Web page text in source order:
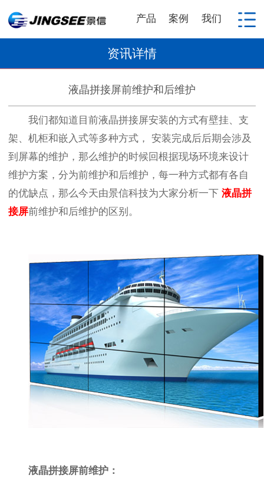
产品 案例 我们
资讯详情
液晶拼接屏前维护和后维护
我们都知道目前液晶拼接屏安装的方式有壁挂、支
架、机柜和嵌入式等多种方式， 安装完成后后期会涉及
到屏幕的维护，那么维护的时候回根据现场环境来设计
维护方案，分为前维护和后维护，每一种方式都有各自
的优缺点，那么今天由景信科技为大家分析一下 液晶拼
接屏前维护和后维护的区别。
液晶拼接屏前维护：